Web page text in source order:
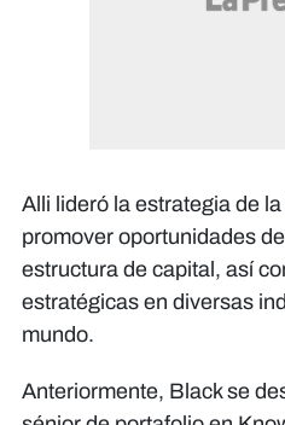
Alli lideró la estrategia de
promover oportunidades
estructura de capital, así
estratégicas en diversas
mundo.
Anteriormente, Black se